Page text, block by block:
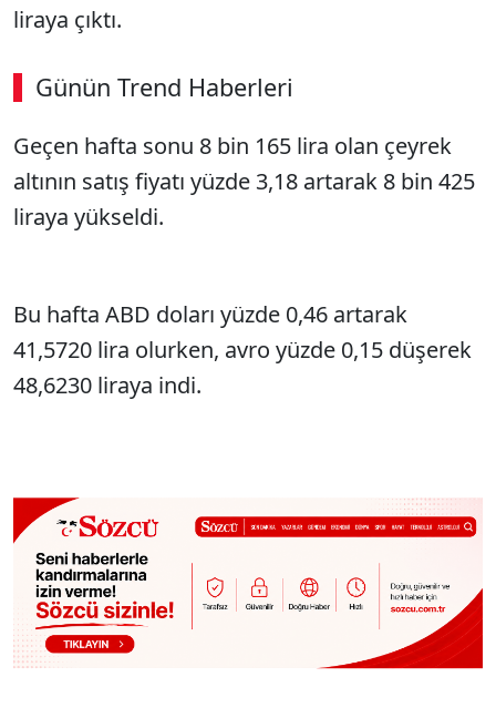
liraya çıktı.
Günün Trend Haberleri
Geçen hafta sonu 8 bin 165 lira olan çeyrek
altının satış fiyatı yüzde 3,18 artarak 8 bin 425
liraya yükseldi.
Bu hafta ABD doları yüzde 0,46 artarak
41,5720 lira olurken, avro yüzde 0,15 düşerek
48,6230 liraya indi.